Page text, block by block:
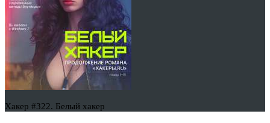
Хакер #322. Белый хакер